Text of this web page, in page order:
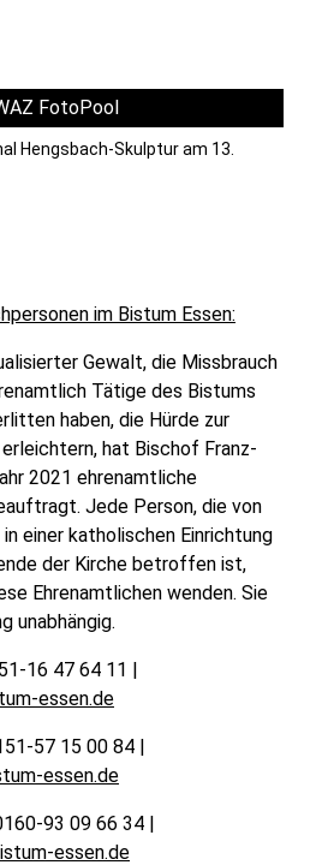
FotoPool
Hengsbach-Skulptur am 13.
im Bistum Essen:
Gewalt, die Missbrauch
Tätige des Bistums
haben, die Hürde zur
hat Bischof Franz-
2021 ehrenamtliche
Jede Person, die von
einer katholischen Einrichtung
der Kirche betroffen ist,
Ehrenamtlichen wenden. Sie
unabhängig.
16 47 64 11 |
essen.de
57 15 00 84 |
essen.de
93 09 66 34 |
essen.de